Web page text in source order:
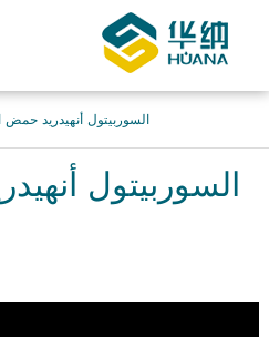
السوربيتول أنهيدريد حمض
السوربيتول